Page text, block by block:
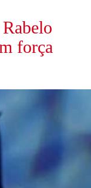
força